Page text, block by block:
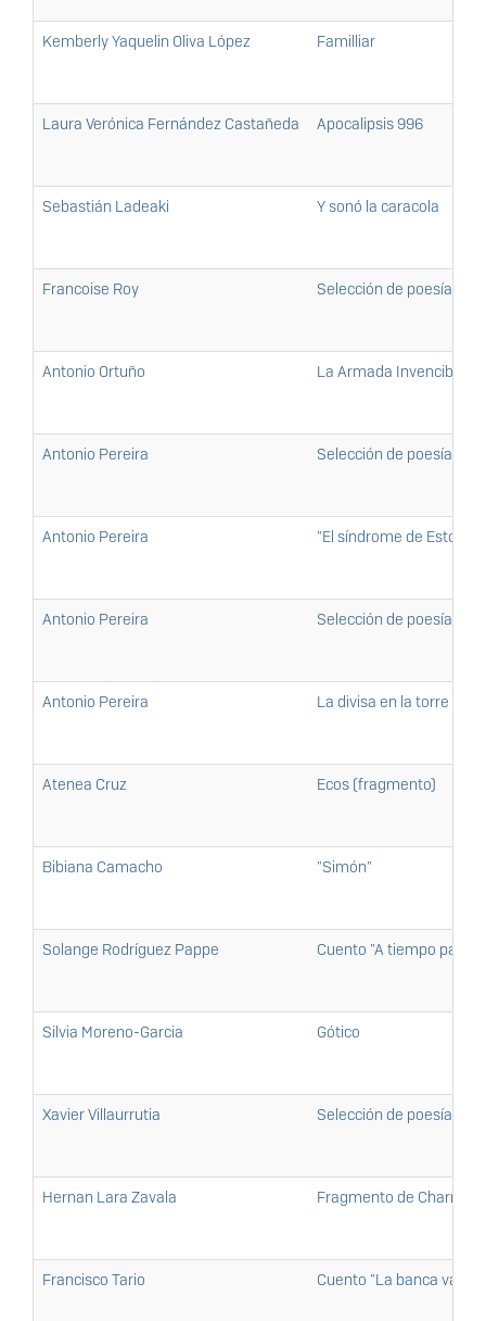
Kemberly Yaquelin Oliva López Familliar
Laura Verónica Fernández Castañeda Apocalipsis 996
Sebastián Ladeaki Y sonó la caracola
Francoise Roy Selección de poesía
Antonio Ortuño La Armada Invencible
Antonio Pereira Selección de poesía
Antonio Pereira "El síndrome de
Antonio Pereira Selección de poesía
Antonio Pereira La divisa en la torre
Atenea Cruz Ecos (fragmento)
Bibiana Camacho "Simón"
Solange Rodríguez Pappe Cuento "A tiempo para
Silvia Moreno-Garcia Gótico
Xavier Villaurrutia Selección de poesía de
Hernan Lara Zavala Fragmento de Charras
Francisco Tario Cuento "La banca vacía"